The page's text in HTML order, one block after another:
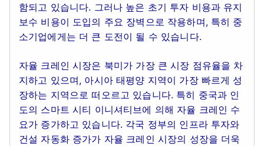
함되고 있습니다. 그러나 높은 초기 투자 비용과 유지
보수 비용이 도입의 주요 장벽으로 작용하며, 특히 중
소기업에게는 더 큰 도전이 될 수 있습니다.
자율 크레인 시장은 북미가 가장 큰 시장 점유율을 차
지하고 있으며, 아시아 태평양 지역이 가장 빠르게 성
장하는 지역으로 떠오르고 있습니다. 특히 중국과 인
도의 스마트 시티 이니셔티브에 의해 자율 크레인 수
요가 증가하고 있습니다. 각국 정부의 인프라 투자와
건설 자동화 증가가 자율 크레인 시장의 성장을 더욱